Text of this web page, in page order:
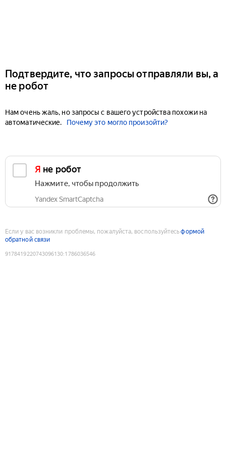
Подтвердите, что запросы отправляли вы, а
не робот
Нам очень жаль, но запросы с вашего устройства похожи на
автоматические.
Почему это могло произойти?
Я не робот
Нажмите, чтобы продолжить
Yandex SmartCaptcha
Если у вас возникли проблемы, пожалуйста, воспользуйтесьформой
обратной связи
9178419220743096130:1786036546